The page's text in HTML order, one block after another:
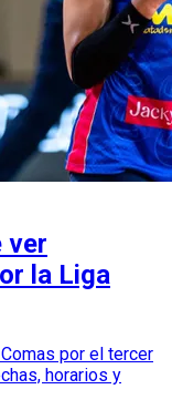
ver
la Liga
por el tercer
horarios y